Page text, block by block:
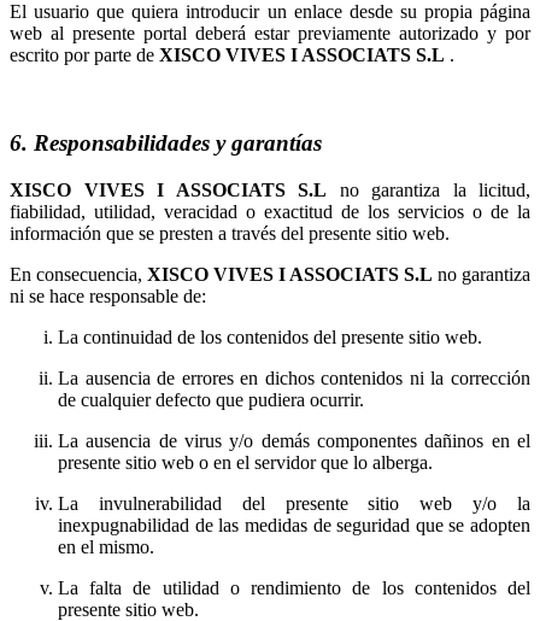
El usuario que quiera introducir un enlace desde su propia página
web al presente portal deberá estar previamente autorizado y por
escrito por parte de
.
6. Responsabilidades y garantías
no garantiza la licitud,
fiabilidad, utilidad, veracidad o exactitud de los servicios o de la
información que se presten a través del presente sitio web.
En consecuencia,
no garantiza
ni se hace responsable de:
La continuidad de los contenidos del presente sitio web.
La ausencia de errores en dichos contenidos ni la corrección
de cualquier defecto que pudiera ocurrir.
La ausencia de virus y/o demás componentes dañinos en el
presente sitio web o en el servidor que lo alberga.
La invulnerabilidad del presente sitio web y/o la
inexpugnabilidad de las medidas de seguridad que se adopten
en el mismo.
La falta de utilidad o rendimiento de los contenidos del
presente sitio web.